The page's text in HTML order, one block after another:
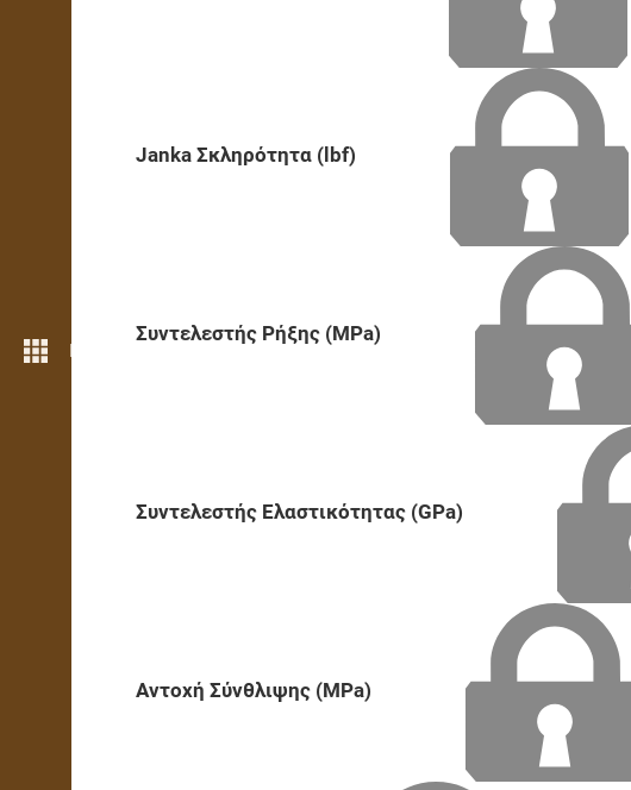
Περισσότερες λειτουργίες
Janka Σκληρότητα (lbf)
Συντελεστής Ρήξης (MPa)
Συντελεστής Ελαστικότητας (GPa)
Αντοχή Σύνθλιψης (MPa)